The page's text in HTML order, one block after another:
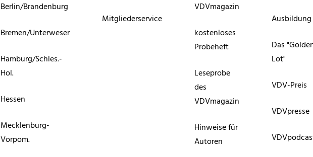
Berlin/Brandenburg
Bremen/Unterweser
Hamburg/Schles.-
Hol.
Hessen
Mecklenburg-
Vorpom.
Mitgliederservice
VDVmagazin
kostenloses
Probeheft
Leseprobe
des
VDVmagazin
Hinweise für
Autoren
Ausbildung
Das
Lot"
VDV-Preis
VDVpresse